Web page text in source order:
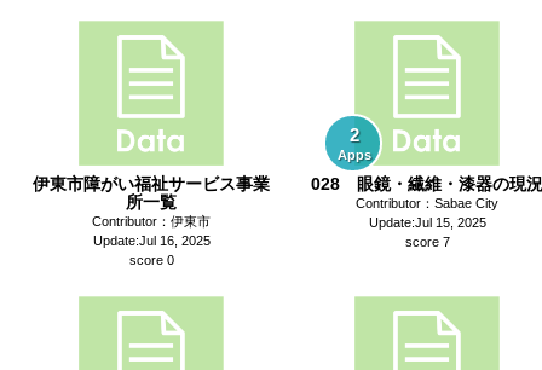
伊東市障がい福祉サービス事業
所一覧
Contributor：伊東市
Update:Jul 16, 2025
score 0
2
Apps
028 眼鏡・繊維・漆器の現況
Contributor：Sabae City
Update:Jul 15, 2025
score 7